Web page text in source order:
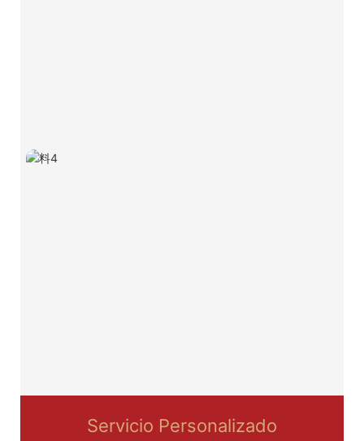
Servicio Personalizado